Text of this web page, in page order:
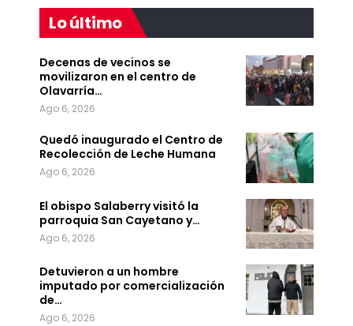
Lo último
Decenas de vecinos se
movilizaron en el centro de
Olavarría…
Ago 6, 2026
Quedó inaugurado el Centro de
Recolección de Leche Humana
Ago 6, 2026
El obispo Salaberry visitó la
parroquia San Cayetano y…
Ago 6, 2026
Detuvieron a un hombre
imputado por comercialización
de…
Ago 6, 2026